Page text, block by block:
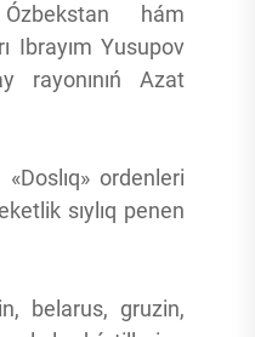
hám
Ibrayım Yusupov
rayonınıń Azat
ordenleri
sıylıq penen
belarus, gruzin,